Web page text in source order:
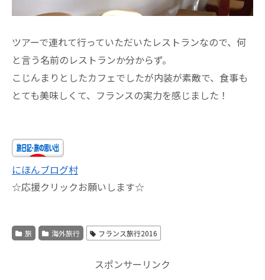
ツアーで連れて行っていただいたレストランなので、何
と言う名前のレストランか分からず。
こじんまりとしたカフェでしたが内装が素敵で、食事も
とても美味しくて、フランスの実力を感じました！
にほんブログ村
☆応援クリックお願いします☆
旅 海外旅行 フランス旅行2016
スポンサーリンク